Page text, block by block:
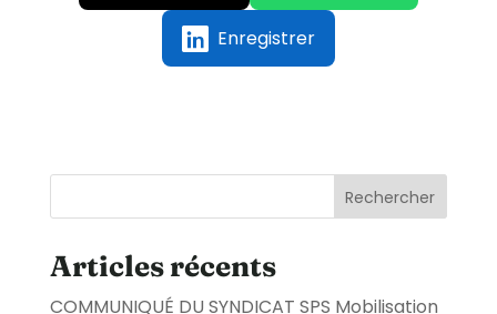
Enregistrer
Rechercher
Articles récents
COMMUNIQUÉ DU SYNDICAT SPS Mobilisation